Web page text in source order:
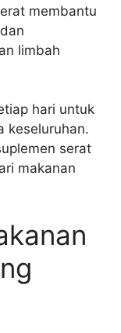
membantu
limbah
hari untuk
keseluruhan.
serat
makanan